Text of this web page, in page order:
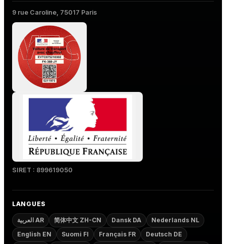
9 rue Caroline, 75017 Paris
SIRET : 899619050
LANGUES
العربية AR 简体中文 ZH-CN Dansk DA
Nederlands NL
English EN
Suomi FI Français FR
Deutsch DE